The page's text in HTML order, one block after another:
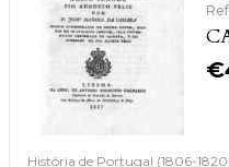
€
História de Portugal (1806-